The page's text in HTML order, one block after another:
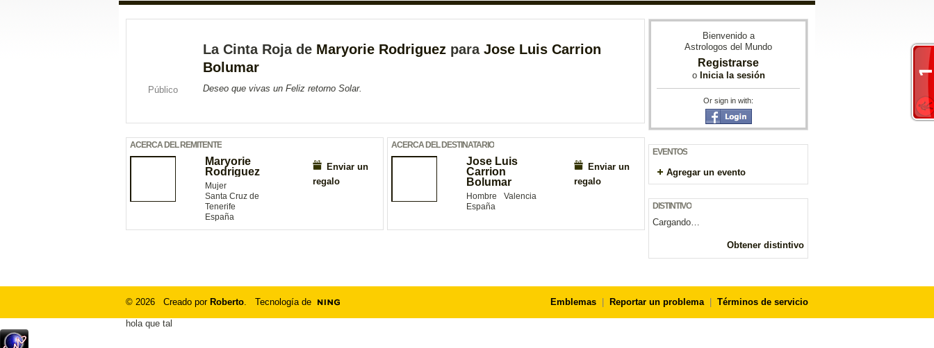
Público
La Cinta Roja de Maryorie Rodriguez para Jose Luis Carrion
Bolumar
Deseo que vivas un Feliz retorno Solar.
ACERCA DEL REMITENTE
Maryorie
Rodriguez
Mujer
Santa Cruz de
Tenerife
España
Enviar un
regalo
ACERCA DEL DESTINATARIO
Jose Luis
Carrion
Bolumar
Hombre
Valencia
España
Enviar un
regalo
Bienvenido a
Astrologos del Mundo
Registrarse
o Inicia la sesión
Or sign in with:
EVENTOS
Agregar un evento
DISTINTIVO
Cargando…
Obtener distintivo
© 2026 Creado por Roberto. Tecnología de Emblemas Reportar un problema| Términos de servicio
hola que tal